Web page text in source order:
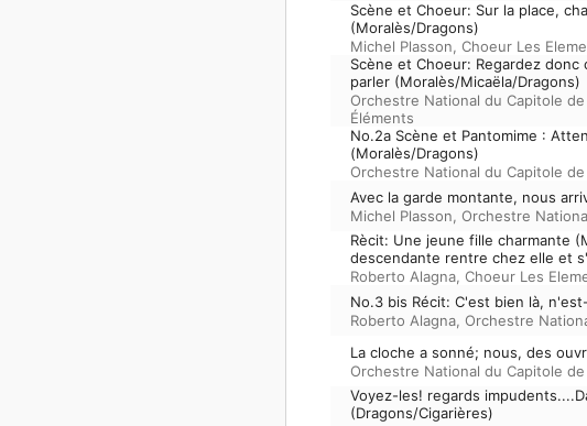
Scène et Choeur: Sur la place,
(Moralès/Dragons)
Michel Plasson, Choeur Les
Scène et Choeur: Regardez
parler (Moralès/Micaëla/Dragons)
Orchestre National du Capitole
Éléments
No.2a Scène et Pantomime :
(Moralès/Dragons)
Orchestre National du Capitole
Avec la garde montante, nous
Michel Plasson, Orchestre
Rècit: Une jeune fille charmante
descendante rentre chez elle et
Roberto Alagna, Choeur Les
No.3 bis Récit: C'est bien là,
Roberto Alagna, Orchestre
La cloche a sonné; nous, des
Orchestre National du Capitole
Voyez-les! regards
(Dragons/Cigarières)